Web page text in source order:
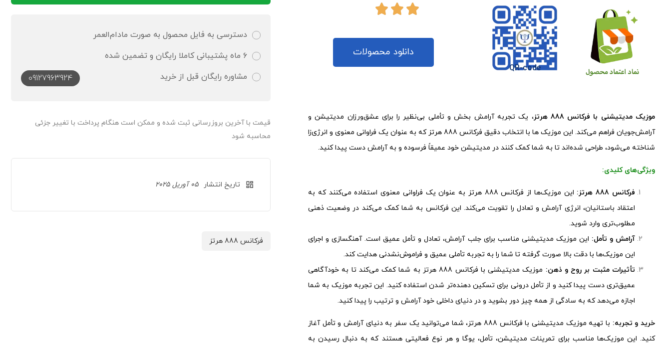
QR-code
دانلود محصولات
موزیک مدیتیشنی با فرکانس 888 هرتز
، یک تجربه آرامش بخش و تأملی بی‌نظیر را برای عشق‌ورزان مدیتیشن و
آرامش‌جویان فراهم می‌کند. این موزیک ها با انتخاب دقیق فرکانس 888 هرتز که به عنوان یک فراوانی معنوی و انرژی‌زا
شناخته می‌شود، طراحی شده‌اند تا به شما کمک کنند در مدیتیشن خود عمیقاً فرسوده و به آرامش دست پیدا کنید.
ویژگی‌های کلیدی:
فرکانس 888 هرتز:
این موزیک‌ها از فرکانس 888 هرتز به عنوان یک فراوانی معنوی استفاده می‌کنند که به
اعتقاد باستانیان، انرژی آرامش و تعادل را تقویت می‌کند. این فرکانس به شما کمک می‌کند در وضعیت ذهنی
مطلوب‌تری وارد شوید.
آرامش و تأمل: این موزیک مدیتیشنی مناسب برای جلب آرامش، تعادل و تأمل عمیق است. آهنگسازی و اجرای
این موزیک‌ها با دقت بالا صورت گرفته تا شما را به تجربه تأملی عمیق و فراموش‌نشدنی هدایت کند.
تأثیرات مثبت بر روح و ذهن:
موزیک مدیتیشنی با فرکانس 888 هرتز به شما کمک می‌کند تا به خودآگاهی
عمیق‌تری دست پیدا کنید و از تأمل درونی برای تسکین دهنده‌تر شدن استفاده کنید. این تجربه موزیک به شما
اجازه می‌دهد که به سادگی از همه چیز دور بشوید و در دنیای داخلی خود آرامش و ترتیب را پیدا کنید.
خرید و تجربه:
با تهیه موزیک مدیتیشنی با فرکانس 888 هرتز، شما می‌توانید یک سفر به دنیای آرامش و تأمل آغاز
کنید. این موزیک‌ها مناسب برای تمرینات مدیتیشن، تأمل، یوگا و هر نوع فعالیتی هستند که به دنبال رسیدن به
دسترسی به فایل محصول به صورت مادام‌العمر
۶ ماه پشتیبانی کاملا رایگان و تضمین شده
مشاوره رایگان قبل از خرید
09127963924
قیمت‌ با آخرین بروزرسانی ثبت شده و ممکن است هنگام پرداخت با تغییر جزئی
محاسبه شود
تاریخ انتشار 05 آوریل 2025
فرکانس 888 هرتز